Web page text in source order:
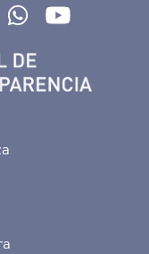
de Tenerife en
de Auditorio de Tenerife
a perfil de Auditorio de
Ir al Boletín